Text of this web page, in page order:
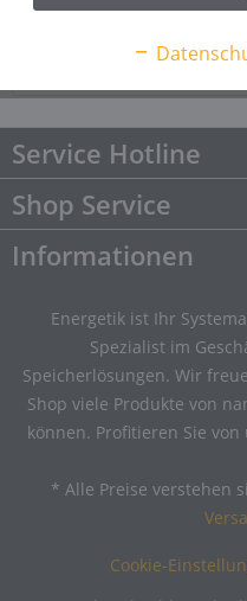
Service Hotline
Shop Service
Informationen
Energetik ist Ihr
Spezialist im
Speicherlösungen. Wir
Shop viele Produkte von
können. Profitieren Sie
* Alle Preise verstehen
Cookie-